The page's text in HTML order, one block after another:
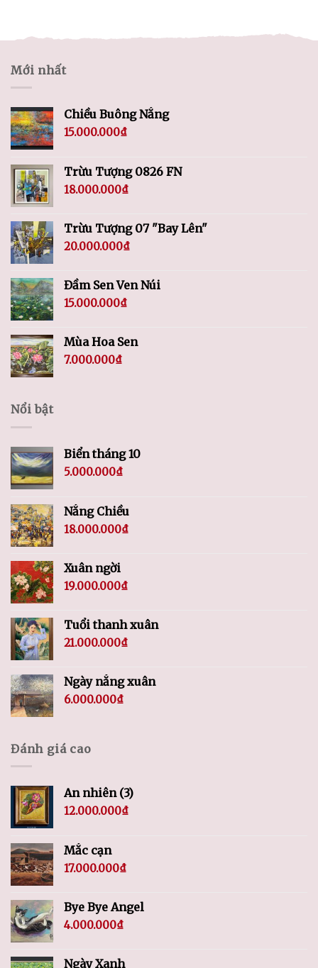
Mới nhất
Chiều Buông Nắng
15.000.000₫
Trừu Tượng 0826 FN
18.000.000₫
Trừu Tượng 07 "Bay Lên"
20.000.000₫
Đầm Sen Ven Núi
15.000.000₫
Mùa Hoa Sen
7.000.000₫
Nổi bật
Biển tháng 10
5.000.000₫
Nắng Chiều
18.000.000₫
Xuân ngời
19.000.000₫
Tuổi thanh xuân
21.000.000₫
Ngày nắng xuân
6.000.000₫
Đánh giá cao
An nhiên (3)
12.000.000₫
Mắc cạn
17.000.000₫
Bye Bye Angel
4.000.000₫
Ngày Xanh